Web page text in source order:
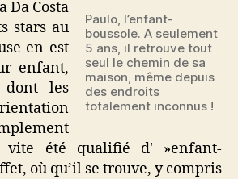
à
retrouver
sa
maison
!
Paulo, l’enfant-
boussole. A seulement
5 ans, il retrouve tout
seul le chemin de sa
maison, même depuis
des endroits
totalement inconnus !
Da Costa
stars au
en est
enfant,
les
été qualifié d' »enfant-
où qu’il se trouve, y compris